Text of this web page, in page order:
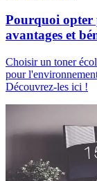
Pourquoi opter
avantages et
Choisir un toner
pour
Découvrez-les ici !